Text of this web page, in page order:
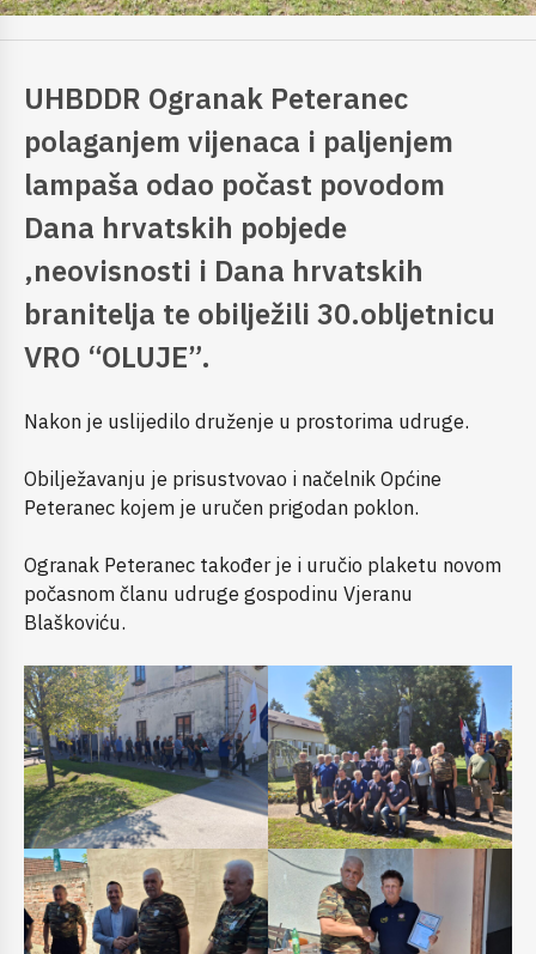
UHBDDR Ogranak Peteranec
polaganjem vijenaca i paljenjem
lampaša odao počast povodom
Dana hrvatskih pobjede
,neovisnosti i Dana hrvatskih
branitelja te obilježili 30.obljetnicu
VRO “OLUJE”.
Nakon je uslijedilo druženje u prostorima udruge.
Obilježavanju je prisustvovao i načelnik Općine
Peteranec kojem je uručen prigodan poklon.
Ogranak Peteranec također je i uručio plaketu novom
počasnom članu udruge gospodinu Vjeranu
Blaškoviću.